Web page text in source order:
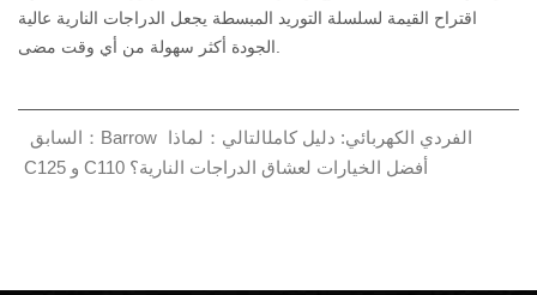
اقتراح القيمة لسلسلة التوريد المبسطة يجعل الدراجات النارية عالية
السابق：Barrow الفردي الكهربائي: دليل كاملالتالي：لماذا
C125 و C110 أفضل الخيارات لعشاق الدراجات النارية؟